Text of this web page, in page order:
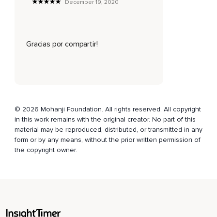
Entonces no hay creatividad para ti.
Ciertas preguntas que deben madurar en tu propia mente a
través de discusiones,
A través de compartir,
A través de hablar de ello,
December 19, 2020
Gracias por compartir!
© 2026 Mohanji Foundation. All rights reserved. All copyright
in this work remains with the original creator. No part of this
material may be reproduced, distributed, or transmitted in any
form or by any means, without the prior written permission of
the copyright owner.